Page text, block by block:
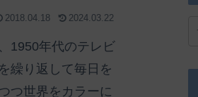
2018.04.18 2024.03.22
1950年代のテレビ
繰り返して毎日を
つ世界をカラーに